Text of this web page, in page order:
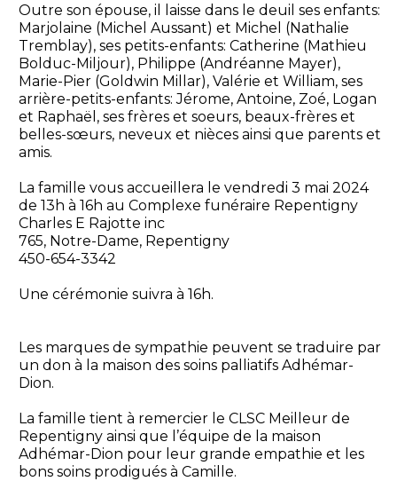
Outre son épouse, il laisse dans le deuil ses enfants:
Marjolaine (Michel Aussant) et Michel (Nathalie
Tremblay), ses petits-enfants: Catherine (Mathieu
Bolduc-Miljour), Philippe (Andréanne Mayer),
Marie-Pier (Goldwin Millar), Valérie et William, ses
arrière-petits-enfants: Jérome, Antoine, Zoé, Logan
et Raphaël, ses frères et soeurs, beaux-frères et
belles-sœurs, neveux et nièces ainsi que parents et
amis.
La famille vous accueillera le vendredi 3 mai 2024
de 13h à 16h au Complexe funéraire Repentigny
Charles E Rajotte inc
765, Notre-Dame, Repentigny
450-654-3342
Une cérémonie suivra à 16h.
Les marques de sympathie peuvent se traduire par
un don à la maison des soins palliatifs Adhémar-
Dion.
La famille tient à remercier le CLSC Meilleur de
Repentigny ainsi que l’équipe de la maison
Adhémar-Dion pour leur grande empathie et les
bons soins prodigués à Camille.